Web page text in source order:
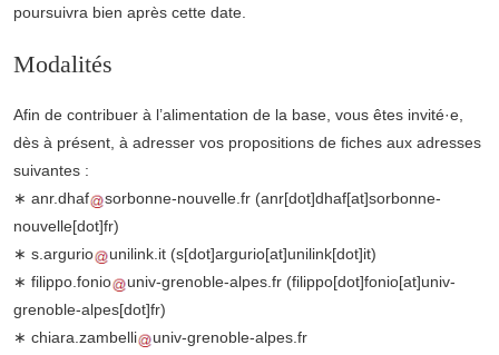
poursuivra bien après cette date.
Modalités
Afin de contribuer à l’alimentation de la base, vous êtes invité·e,
dès à présent, à adresser vos propositions de fiches aux adresses
suivantes :
∗ anr.dhaf sorbonne-nouvelle.fr (anr[dot]dhaf[at]sorbonne-
nouvelle[dot]fr)
∗ s.argurio unilink.it (s[dot]argurio[at]unilink[dot]it)
∗ filippo.fonio univ-grenoble-alpes.fr (filippo[dot]fonio[at]univ-
grenoble-alpes[dot]fr)
∗ chiara.zambelli
univ-grenoble-alpes.fr